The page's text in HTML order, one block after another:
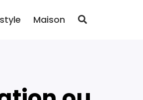
Maison